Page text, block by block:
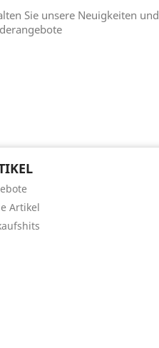
Sie unsere Neuigkeiten und
Artikel